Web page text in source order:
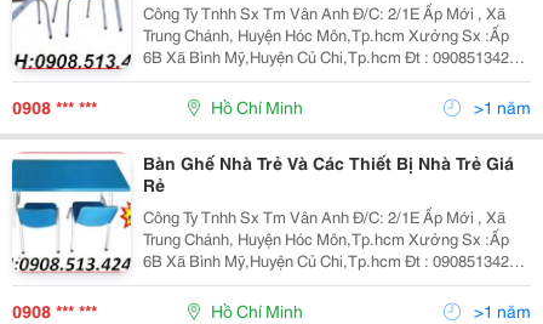
Công Ty Tnhh Sx Tm Vân Anh Đ/C: 2/1E Ấp Mới , Xã
Trung Chánh, Huyện Hóc Môn,Tp.hcm Xưởng Sx :Ấp
6B Xã Bình Mỹ,Huyện Củ Chi,Tp.hcm Đt : 0908513424
Fax:0839757638 Website: Www:dochoimamnon.com
Www:dochoimamnon.vn Email:maivo03.Vananh@
0908 *** *** Hồ Chí Minh >1 năm
Bàn Ghế Nhà Trẻ Và Các Thiết Bị Nhà Trẻ Giá
Rẻ
Công Ty Tnhh Sx Tm Vân Anh Đ/C: 2/1E Ấp Mới , Xã
Trung Chánh, Huyện Hóc Môn,Tp.hcm Xưởng Sx :Ấp
6B Xã Bình Mỹ,Huyện Củ Chi,Tp.hcm Đt : 0908513424
Fax:0839757638 Website: Www:dochoimamnon.com
Www:dochoimamnon.vn Email:maivo03.Vananh@
0908 *** *** Hồ Chí Minh >1 năm